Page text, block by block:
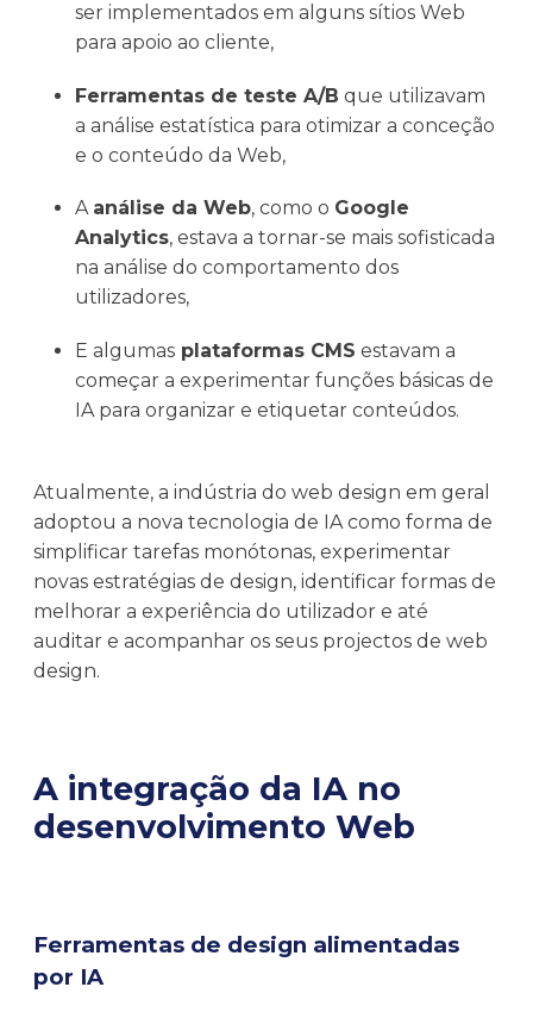
ser implementados em alguns sítios Web
para apoio ao cliente,
Ferramentas de teste A/B que utilizavam
a análise estatística para otimizar a conceção
e o conteúdo da Web,
A análise da Web, como o Google
Analytics, estava a tornar-se mais sofisticada
na análise do comportamento dos
utilizadores,
E algumasplataformas CMS estavam a
começar a experimentar funções básicas de
IA para organizar e etiquetar conteúdos.
Atualmente, a indústria do web design em geral
adoptou a nova tecnologia de IA como forma de
simplificar tarefas monótonas, experimentar
novas estratégias de design, identificar formas de
melhorar a experiência do utilizador e até
auditar e acompanhar os seus projectos de web
design.
A integração da IA no
desenvolvimento Web
Ferramentas de design alimentadas
por IA